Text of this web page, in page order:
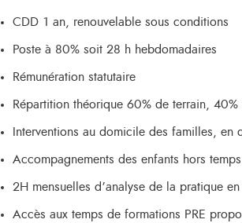
CDD 1 an, renouvelable sous conditions
Poste à 80% soit 28 h hebdomadaires
Rémunération statutaire
Répartition théorique 60% de terrain,
Interventions au domicile des familles, en
Accompagnements des enfants hors
2H mensuelles d’analyse de la pratique
Accès aux temps de formations PRE